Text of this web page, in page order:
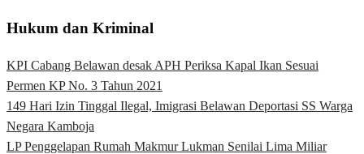
Hukum dan Kriminal
KPI Cabang Belawan desak APH Periksa Kapal Ikan Sesuai
Permen KP No. 3 Tahun 2021
149 Hari Izin Tinggal Ilegal, Imigrasi Belawan Deportasi SS Warga
Negara Kamboja
LP Penggelapan Rumah Makmur Lukman Senilai Lima Miliar